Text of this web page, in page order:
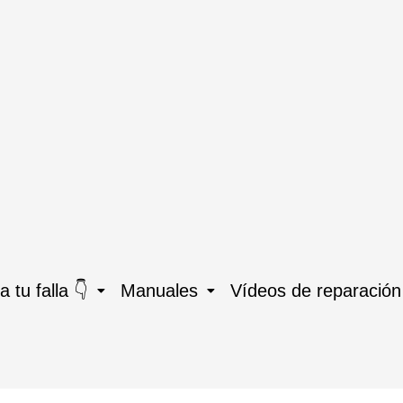
tu falla 👇 Manuales Vídeos de reparación